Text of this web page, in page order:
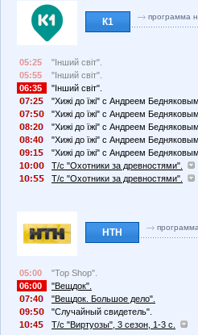
К1 программа
05:25
"Інший світ".
05:55
"Інший світ".
06:35
"Інший світ".
7:2
"Хижі до їжі" с Андреем Бедняковым.
7:
"Хижі до їжі" с Андреем Бедняковым.
8:2
"Хижі до їжі" с Андреем Бедняковым.
8:4
"Хижі до їжі" с Андреем Бедняковым.
9:1
"Хижі до їжі" с Андреем Бедняковым.
1
:
Т/с "Охотники за древностями".
1
: Т/с "Охотники за древностями".
НТН
05:00
"Top Shop".
06:00
"Вещдок".
7:4
"Вещдок. Большое дело".
9:
"Случайный свидетель".
1
:4 Т/с "Виртуозы", 3 сезон, 1-3 с.